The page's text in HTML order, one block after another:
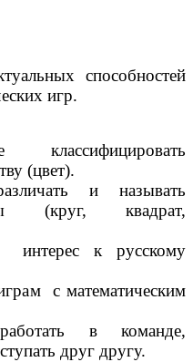
способностей
игр.
классифицировать
(цвет).
и называть
(круг, квадрат,
интерес к русскому
с математическим
в команде,
друг другу.